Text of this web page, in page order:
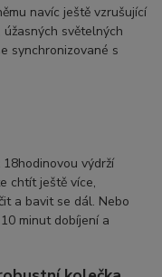
navíc ještě vzrušující
světelných
synchronizované s
výdrží
chtít ještě více,
a bavit se dál. Nebo
minut dobíjení a